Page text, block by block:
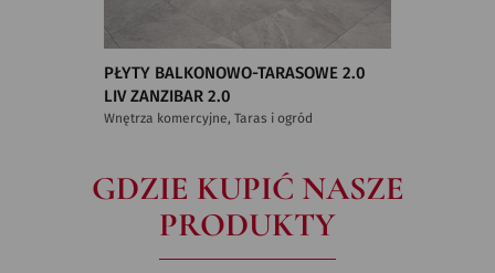
PŁYTY BALKONOWO-TARASOWE 2.0
LIV ZANZIBAR 2.0
Wnętrza komercyjne, Taras i ogród
GDZIE KUPIĆ NASZE
PRODUKTY